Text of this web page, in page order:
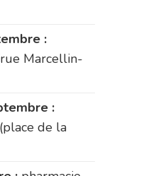
:
Marcellin-
:
de la